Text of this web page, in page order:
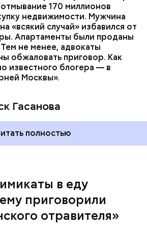
170 миллионов
недвижимости. Мужчина
«всякий случай» избавился от
Апартаменты были проданы
Тем не менее, адвокаты
обжаловать приговор. Как
известного блогера — в
Москвы».
Гасанова
полностью
в еду
приговорили
отравителя»
В квартире потерпевших
пищу ела его младшая сестра.
была квартира родителей,
смерти перешла бы сыну. Но
Миссюра заявил, что ранее
людей.